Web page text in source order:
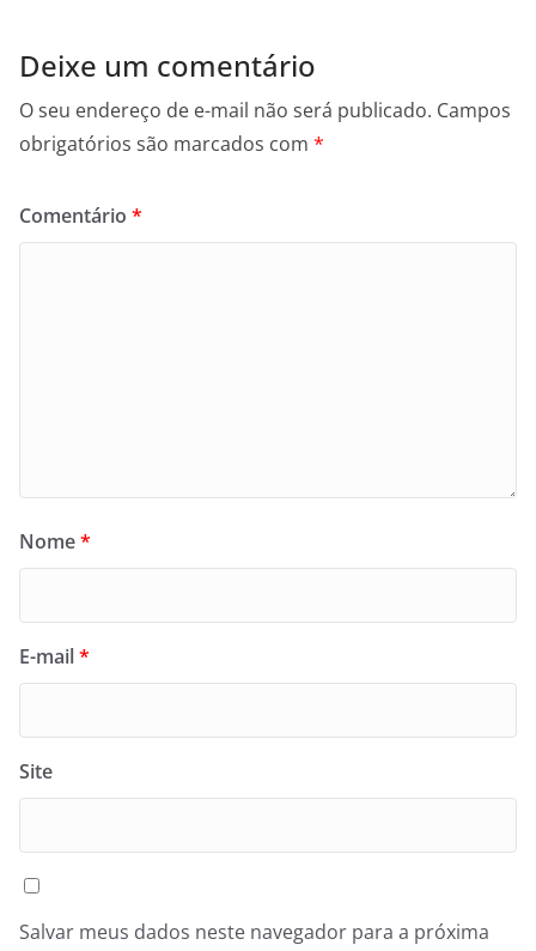
Deixe um comentário
O seu endereço de e-mail não será publicado. Campos
obrigatórios são marcados com *
Comentário *
Nome*
E-mail*
Site
Salvar meus dados neste navegador para a próxima